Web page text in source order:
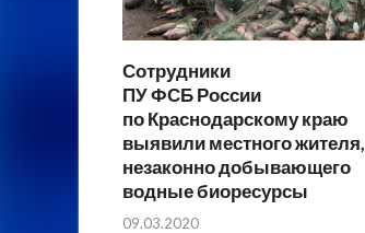
Сотрудники
ПУ ФСБ России
по Краснодарскому краю
выявили местного жителя,
незаконно добывающего
водные биоресурсы
09.03.2020